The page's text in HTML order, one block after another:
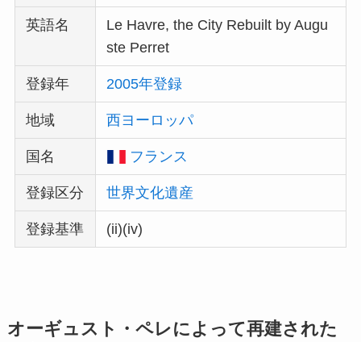
英語名
Le Havre, the City Rebuilt by Augu
ste Perret
登録年 2005年登録
地域 西ヨーロッパ
国名 フランス
登録区分 世界文化遺産
登録基準 (ii)(iv)
オーギュスト・ペレによって再建された